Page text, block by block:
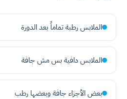
الملابس رطبة تماماً بعد الدورة
الملابس دافية بس مش جافة
بعض الأجزاء جافة وبعضها رطب